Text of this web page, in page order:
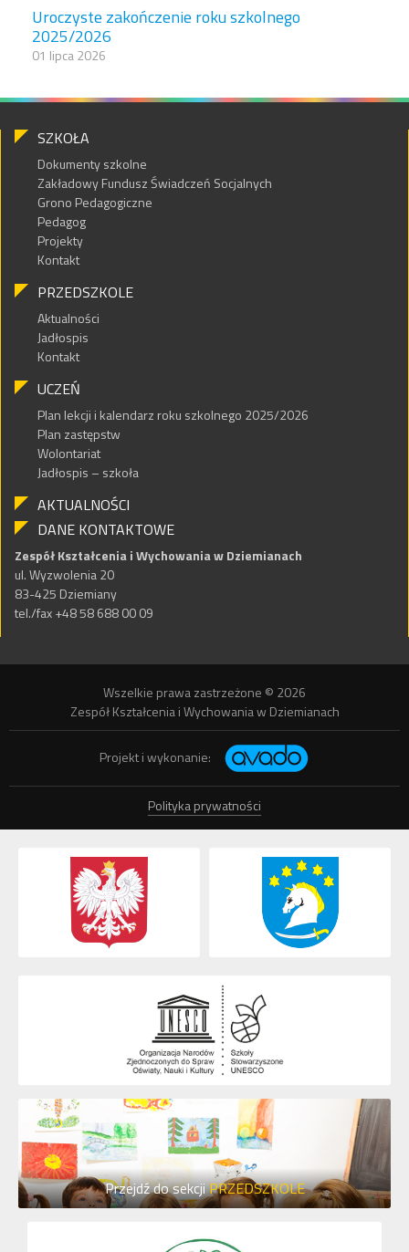
Uroczyste zakończenie roku szkolnego
2025/2026
01 lipca 2026
SZKOŁA
Dokumenty szkolne
Zakładowy Fundusz Świadczeń Socjalnych
Grono Pedagogiczne
Pedagog
Projekty
Kontakt
PRZEDSZKOLE
Aktualności
Jadłospis
Kontakt
UCZEŃ
Plan lekcji i kalendarz roku szkolnego 2025/2026
Plan zastępstw
Wolontariat
Jadłospis – szkoła
AKTUALNOŚCI
DANE KONTAKTOWE
Zespół Kształcenia i Wychowania w Dziemianach
ul. Wyzwolenia 20
83-425 Dziemiany
tel./fax +48 58 688 00 09
Wszelkie prawa zastrzeżone © 2026
Zespół Kształcenia i Wychowania w Dziemianach
Projekt i wykonanie:
Polityka prywatności
Przejdź do sekcjiPRZEDSZKOLE